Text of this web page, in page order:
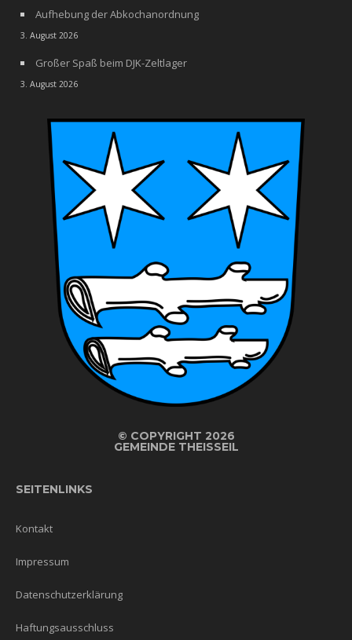
Aufhebung der Abkochanordnung
3. August 2026
Großer Spaß beim DJK-Zeltlager
3. August 2026
© COPYRIGHT 2026
GEMEINDE THEISSEIL
SEITENLINKS
Kontakt
Impressum
Datenschutzerklärung
Haftungsausschluss